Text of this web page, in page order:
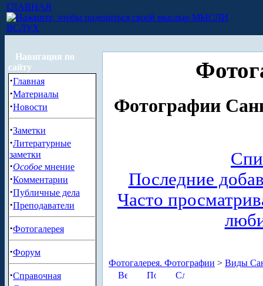
ГЛАВНАЯ
МЫСЛИ
ВСЛУХ
Навигация по
сайту
·Главная
·Материалы
·Новости
·Заметки
·Литературные
заметки
·Особое мнение
·Комментарии
·Публичные дела
·Преподаватели
·Фотогалерея
·Форум
·Справочная
Фотографии
Последние
Часто
Фотогалерея. Фотографии > Виды